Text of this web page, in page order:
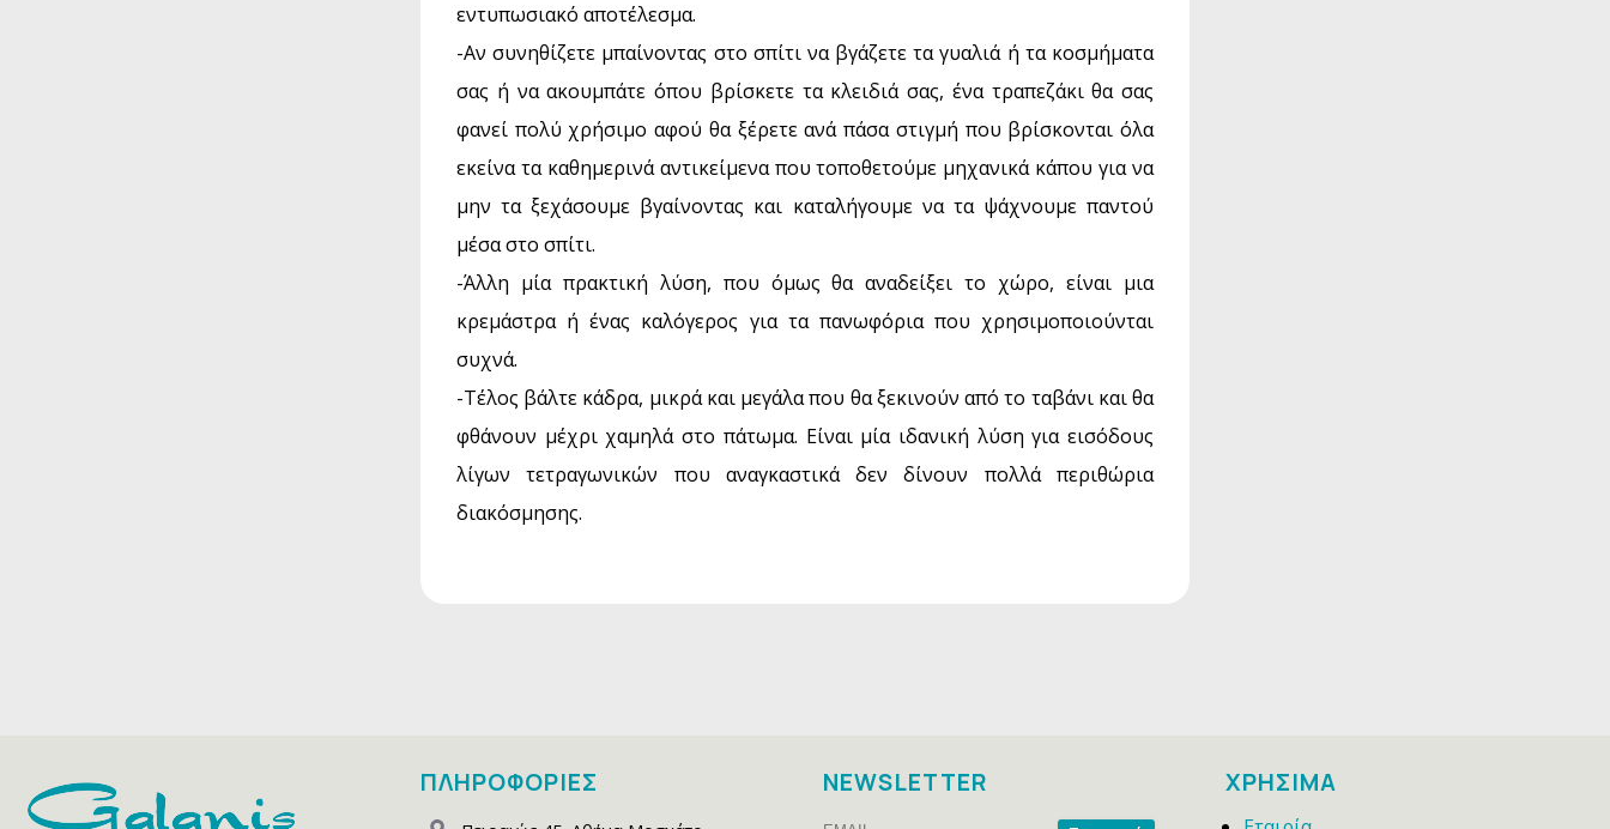
εντυπωσιακό αποτέλεσμα.
-Αν συνηθίζετε μπαίνοντας στο σπίτι να βγάζετε τα γυαλιά ή τα κοσμήματα
σας ή να ακουμπάτε όπου βρίσκετε τα κλειδιά σας, ένα τραπεζάκι θα σας
φανεί πολύ χρήσιμο αφού θα ξέρετε ανά πάσα στιγμή που βρίσκονται όλα
εκείνα τα καθημερινά αντικείμενα που τοποθετούμε μηχανικά κάπου για να
μην τα ξεχάσουμε βγαίνοντας και καταλήγουμε να τα ψάχνουμε παντού
μέσα στο σπίτι.
-Άλλη μία πρακτική λύση, που όμως θα αναδείξει το χώρο, είναι μια
κρεμάστρα ή ένας καλόγερος για τα πανωφόρια που χρησιμοποιούνται
συχνά.
-Τέλος βάλτε κάδρα, μικρά και μεγάλα που θα ξεκινούν από το ταβάνι και θα
φθάνουν μέχρι χαμηλά στο πάτωμα. Είναι μία ιδανική λύση για εισόδους
λίγων τετραγωνικών που αναγκαστικά δεν δίνουν πολλά περιθώρια
διακόσμησης.
ΠΛΗΡΟΦΟΡΙΕΣ NEWSLETTER ΧΡΗΣΙΜΑ